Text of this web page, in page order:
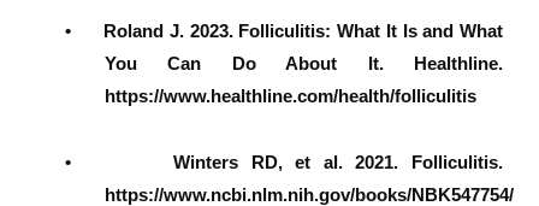
•
Roland J. 2023. Folliculitis: What It Is and What
You Can Do About It. Healthline.
https://www.healthline.com/health/folliculitis
•
Winters RD, et al. 2021. Folliculitis.
https://www.ncbi.nlm.nih.gov/books/NBK547754/